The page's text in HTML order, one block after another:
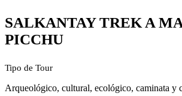
SALKANTAY TREK A
PICCHU
Tipo de Tour
Arqueológico, cultural, ecológico, caminata y